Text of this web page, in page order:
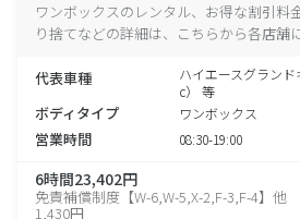
ワンボックスのレンタル、お得な割引料
り捨てなどの詳細は、こちらから各店舗
代表車種
ハイエースグランド
c） 等
ボディタイプ ワンボックス
営業時間 08:30-19:00
6時間23,402円
免責補償制度【W-6,W-5,X-2,F-3,F-4】他
1,430円